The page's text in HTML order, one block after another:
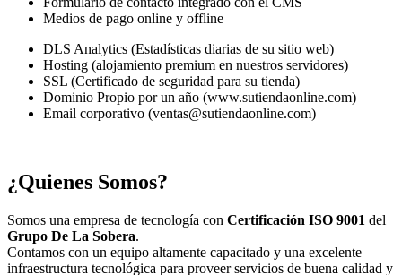
Medios de pago online y offline
DLS Analytics (Estadísticas diarias de su sitio web)
Hosting (alojamiento premium en nuestros servidores)
SSL (Certificado de seguridad para su tienda)
Dominio Propio por un año (www.sutiendaonline.com)
Email corporativo (ventas@sutiendaonline.com)
¿Quienes Somos?
Somos una empresa de tecnología con Certificación ISO 9001 del
Grupo De La Sobera.
Contamos con un equipo altamente capacitado y una excelente
infraestructura tecnológica para proveer servicios de buena calidad y